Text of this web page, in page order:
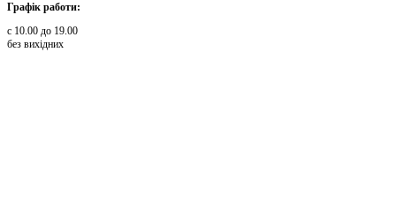
Графік работи:
с 10.00 до 19.00
без вихідних